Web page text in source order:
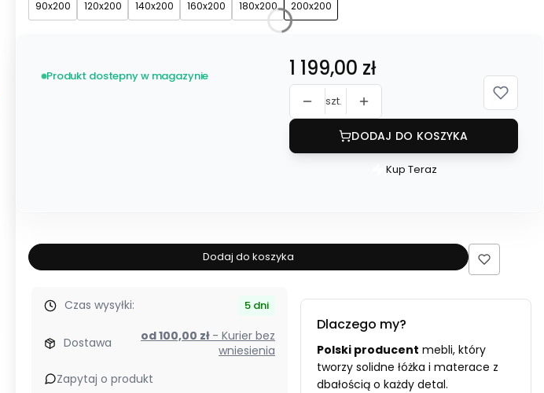
90x200 120x200 140x200 160x200 180x200 200x200
Produkt dostepny w magazynie Cena
1 199,00 zł
szt.
DODAJ DO KOSZYKA
Szybki
kieszeniowy
LUNA
-
7
stref
Kup Teraz
Dodaj do koszyka
Czas wysyłki: 5 dni
Dostawa od 100,00 zł - Kurier bez
wniesienia
Zapytaj o produkt
Dlaczego my?
Polski producent mebli, który
tworzy solidne łóżka i materace z
dbałością o każdy detal.